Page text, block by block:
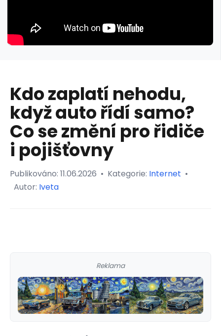
Kdo zaplatí nehodu,
když auto řídí samo?
Co se změní pro řidiče
i pojišťovny
Publikováno: 11.06.2026 • Kategorie: Internet •
Autor: Iveta
Reklama